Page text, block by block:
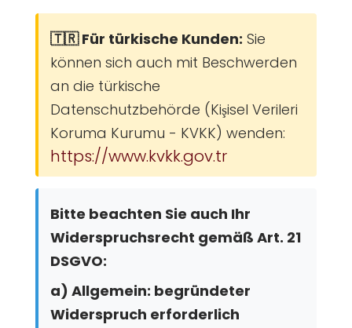
🇹🇷 Für türkische Kunden: Sie
können sich auch mit Beschwerden
an die türkische
Datenschutzbehörde (Kişisel Verileri
Koruma Kurumu - KVKK) wenden:
https://www.kvkk.gov.tr
Bitte beachten Sie auch Ihr
Widerspruchsrecht gemäß Art. 21
DSGVO:
a) Allgemein: begründeter
Widerspruch erforderlich